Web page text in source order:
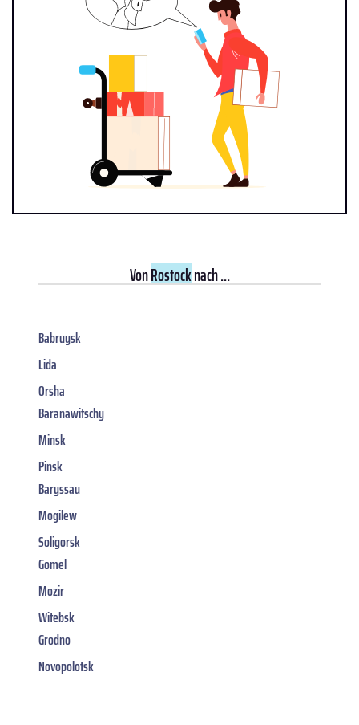
VonRostocknach ...
Babruysk
Lida
Orsha
Baranawitschy
Minsk
Pinsk
Baryssau
Mogilew
Soligorsk
Gomel
Mozir
Witebsk
Grodno
Novopolotsk